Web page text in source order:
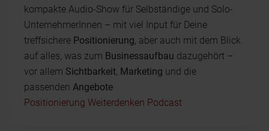
kompakte Audio-Show für Selbständige und Solo-
UnternehmerInnen – mit viel Input für Deine
treffsichere Positionierung, aber auch mit dem Blick
auf alles, was zum Businessaufbau dazugehört –
vor allem Sichtbarkeit, Marketing und die
passenden Angebote
Positionierung Weiterdenken Podcast